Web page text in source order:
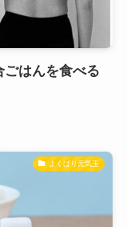
ごはんを食べる
よくばり元気玉